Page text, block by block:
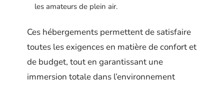
les amateurs de plein air.
Ces hébergements permettent de satisfaire
toutes les exigences en matière de confort et
de budget, tout en garantissant une
immersion totale dans l’environnement